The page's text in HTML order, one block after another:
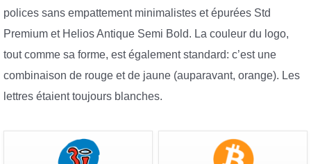
polices sans empattement minimalistes et épurées Std
Premium et Helios Antique Semi Bold. La couleur du logo,
tout comme sa forme, est également standard: c’est une
combinaison de rouge et de jaune (auparavant, orange). Les
lettres étaient toujours blanches.